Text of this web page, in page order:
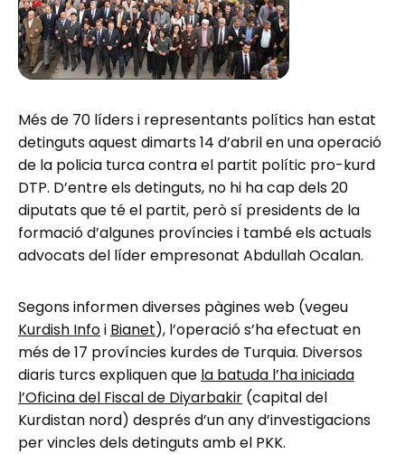
Més de 70 líders i representants polítics han estat
detinguts aquest dimarts 14 d’abril en una operació
de la policia turca contra el partit polític pro-kurd
DTP. D’entre els detinguts, no hi ha cap dels 20
diputats que té el partit, però sí presidents de la
formació d’algunes províncies i també els actuals
advocats del líder empresonat Abdullah Ocalan.
Segons informen diverses pàgines web (vegeu
Kurdish Infoi Bianet), l’operació s’ha efectuat en
més de 17 províncies kurdes de Turquia. Diversos
diaris turcs expliquen que la batuda l’ha iniciada
l’Oficina del Fiscal de Diyarbakir (capital del
Kurdistan nord) després d’un any d’investigacions
per vincles dels detinguts amb el PKK.